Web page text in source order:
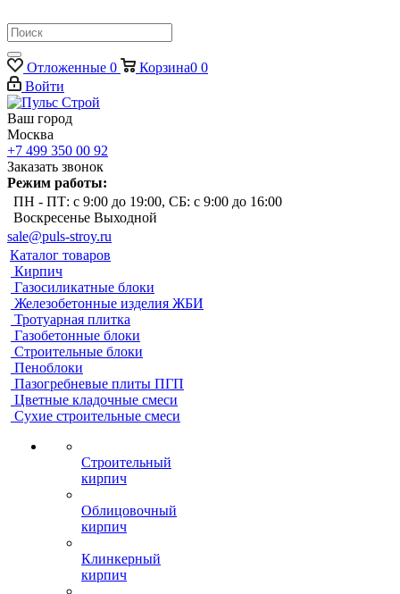
Отложенные 0 Корзина0 0
Войти
Ваш город
Москва
+7 499 350 00 92
Заказать звонок
Режим работы:
ПН - ПТ: с 9:00 до 19:00, СБ: с 9:00 до 16:00
Воскресенье Выходной
sale@puls-stroy.ru
Каталог товаров
Кирпич
Газосиликатные блоки
Железобетонные изделия ЖБИ
Тротуарная плитка
Газобетонные блоки
Строительные блоки
Пеноблоки
Пазогребневые плиты ПГП
Цветные кладочные смеси
Сухие строительные смеси
Строительный
кирпич
Облицовочный
кирпич
Клинкерный
кирпич